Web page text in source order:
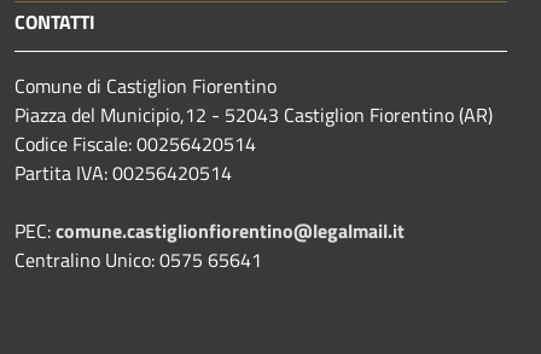
CONTATTI
Comune di Castiglion Fiorentino
Piazza del Municipio,12 - 52043 Castiglion Fiorentino (AR)
Codice Fiscale: 00256420514
Partita IVA: 00256420514
PEC:comune.castiglionfiorentino@legalmail.it
Centralino Unico: 0575 65641